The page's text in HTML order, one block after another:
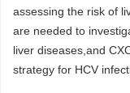
assessing the risk of
are needed to
liver diseases,and
strategy for HCV